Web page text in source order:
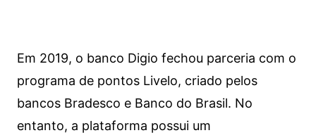
Em 2019, o banco Digio fechou parceria com o
programa de pontos Livelo, criado pelos
bancos Bradesco e Banco do Brasil. No
entanto, a plataforma possui um